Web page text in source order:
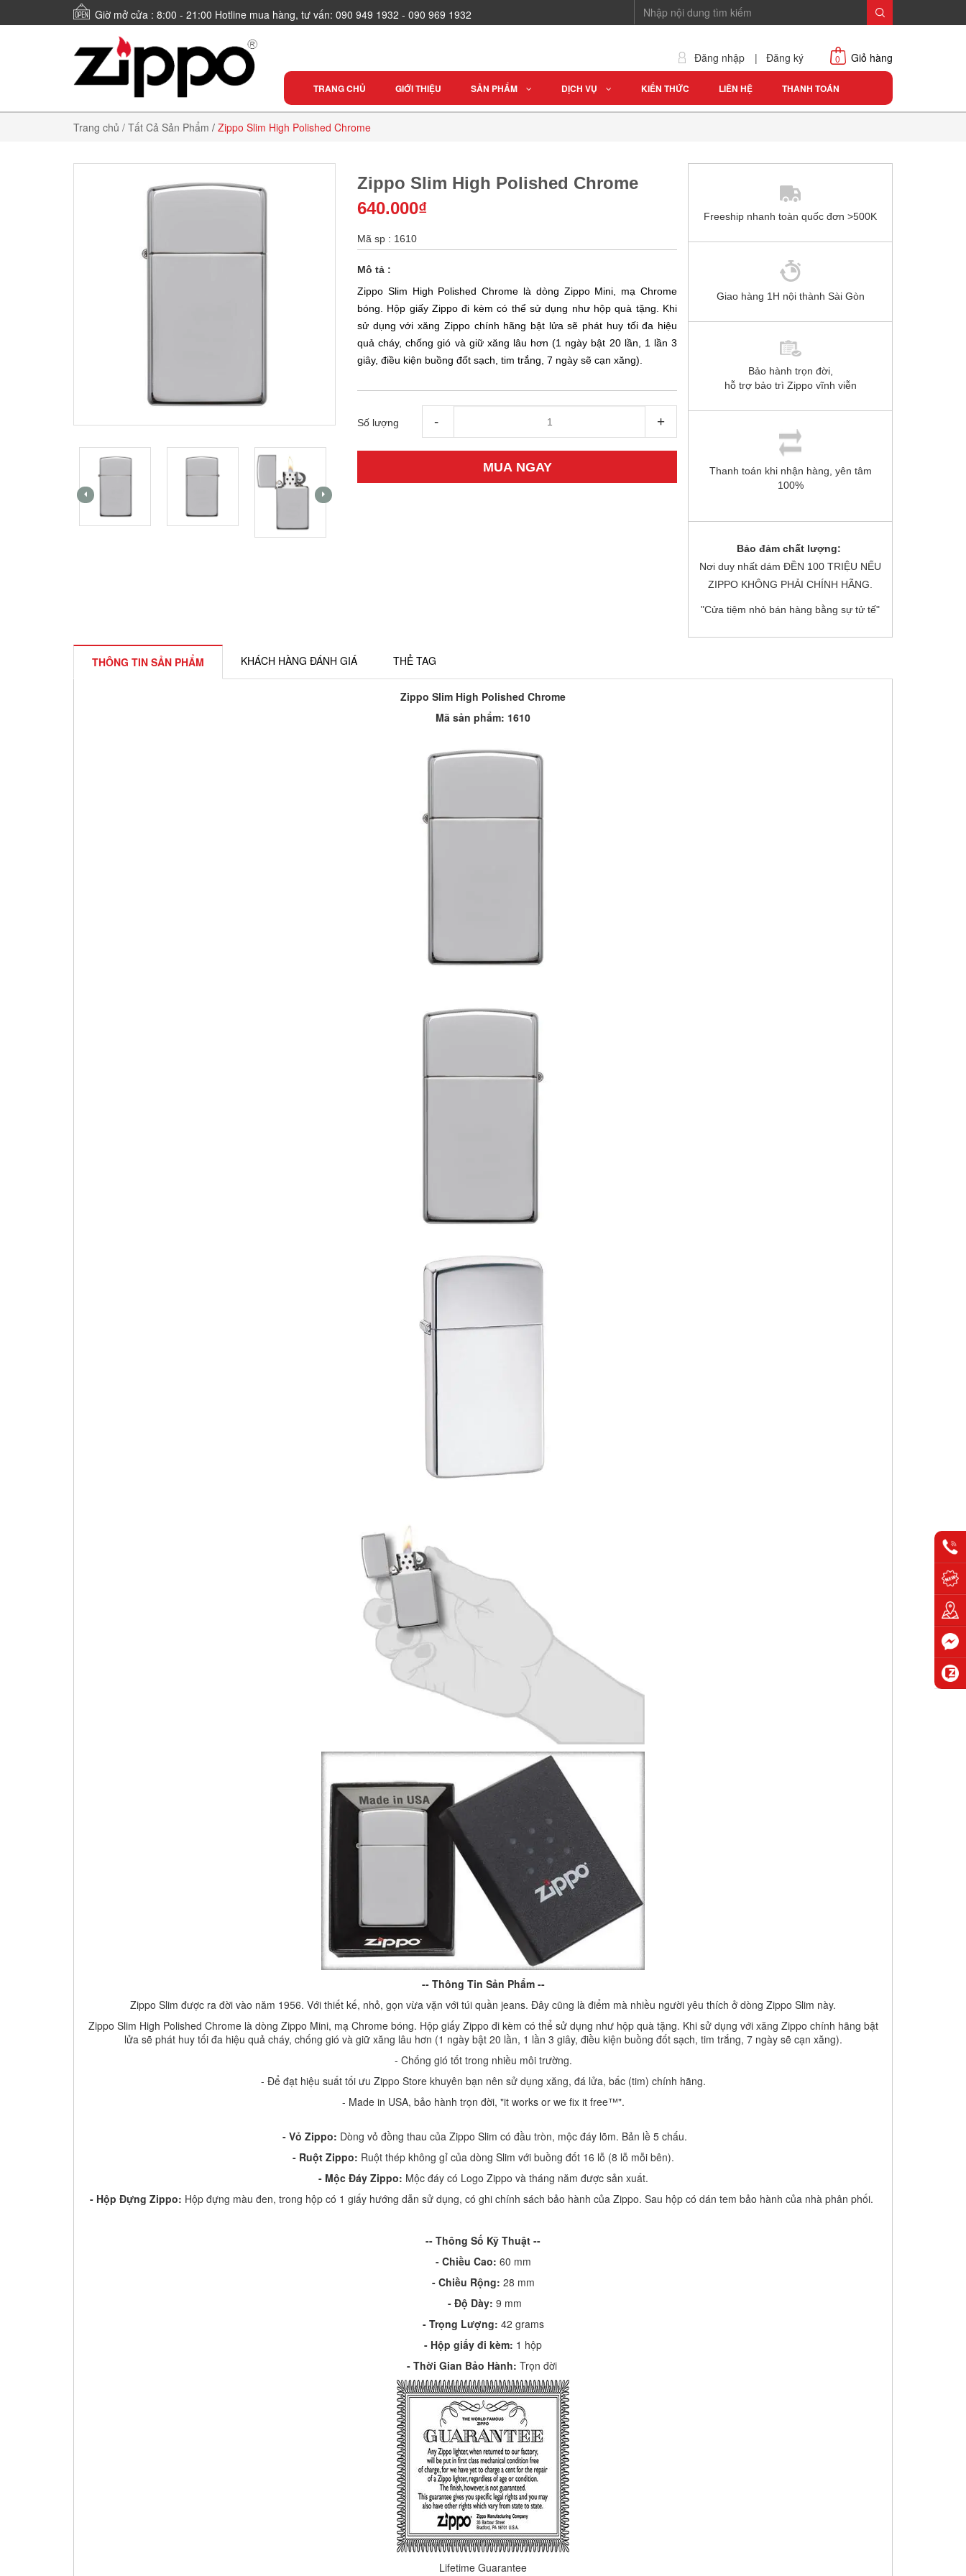
Giờ mở cửa : 8:00 - 21:00 Hotline mua hàng, tư vấn: 090 949 1932 - 090 969 1932
Đăng nhập | Đăng ký Giỏ hàng
0
TRANG CHỦ GIỚI THIỆU SẢN PHẨM DỊCH VỤ KIẾN THỨC LIÊN HỆ THANH TOÁN
Trang chủ / Tất Cả Sản Phẩm / Zippo Slim High Polished Chrome
Zippo Slim High Polished Chrome
640.000₫
Mã sp : 1610
Mô tả :
Zippo Slim High Polished Chrome là dòng Zippo Mini, mạ Chrome
bóng. Hộp giấy Zippo đi kèm có thể sử dụng như hộp quà tặng. Khi
sử dụng với xăng Zippo chính hãng bật lửa sẽ phát huy tối đa hiệu
quả cháy, chống gió và giữ xăng lâu hơn (1 ngày bật 20 lần, 1 lần 3
giây, điều kiện buồng đốt sạch, tim trắng, 7 ngày sẽ cạn xăng).
Số lượng - +
MUA NGAY
Freeship nhanh toàn quốc đơn >500K
Giao hàng 1H nội thành Sài Gòn
Bảo hành trọn đời,
hỗ trợ bảo trì Zippo vĩnh viễn
Thanh toán khi nhận hàng, yên tâm
100%
Bảo đảm chất lượng:
Nơi duy nhất dám ĐỀN 100 TRIỆU NẾU
ZIPPO KHÔNG PHẢI CHÍNH HÃNG.
"Cửa tiệm nhỏ bán hàng bằng sự tử tế"
THÔNG TIN SẢN PHẨM KHÁCH HÀNG ĐÁNH GIÁ THẺ TAG
Zippo Slim High Polished Chrome
Mã sản phẩm: 1610
-- Thông Tin Sản Phẩm --
Zippo Slim được ra đời vào năm 1956. Với thiết kế, nhỏ, gọn vừa vặn với túi quần jeans. Đây cũng là điểm mà nhiều người yêu thích ở dòng Zippo Slim này.
Zippo Slim High Polished Chrome là dòng Zippo Mini, mạ Chrome bóng. Hộp giấy Zippo đi kèm có thể sử dụng như hộp quà tặng. Khi sử dụng với xăng Zippo chính hãng bật
lửa sẽ phát huy tối đa hiệu quả cháy, chống gió và giữ xăng lâu hơn (1 ngày bật 20 lần, 1 lần 3 giây, điều kiện buồng đốt sạch, tim trắng, 7 ngày sẽ cạn xăng).
- Chống gió tốt trong nhiều môi trường.
- Để đạt hiệu suất tối ưu Zippo Store khuyên bạn nên sử dụng xăng, đá lửa, bấc (tim) chính hãng.
- Made in USA, bảo hành trọn đời, "it works or we fix it free™".
- Vỏ Zippo: Dòng vỏ đồng thau của Zippo Slim có đầu tròn, mộc đáy lõm. Bản lề 5 chấu.
- Ruột Zippo: Ruột thép không gỉ của dòng Slim với buồng đốt 16 lỗ (8 lỗ mỗi bên).
- Mộc Đáy Zippo: Mộc đáy có Logo Zippo và tháng năm được sản xuất.
- Hộp Đựng Zippo: Hộp đựng màu đen, trong hộp có 1 giấy hướng dẫn sử dụng, có ghi chính sách bảo hành của Zippo. Sau hộp có dán tem bảo hành của nhà phân phối.
-- Thông Số Kỹ Thuật --
- Chiều Cao: 60 mm
- Chiều Rộng: 28 mm
- Độ Dày: 9 mm
- Trọng Lượng: 42 grams
- Hộp giấy đi kèm: 1 hộp
- Thời Gian Bảo Hành: Trọn đời
Lifetime Guarantee